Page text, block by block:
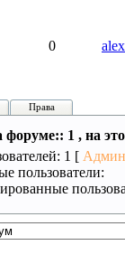
0
Права
форуме:: 1 , на
1 [
пользователи: